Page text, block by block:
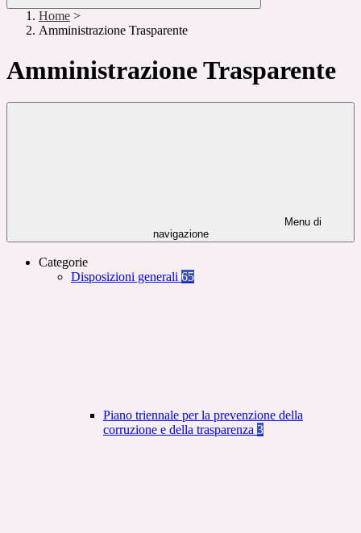
Home >
Amministrazione Trasparente
Amministrazione Trasparente
Menu di
navigazione
Categorie
Disposizioni generali 65
Piano triennale per la prevenzione della
corruzione e della trasparenza 3